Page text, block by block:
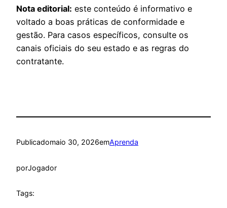
Nota editorial: este conteúdo é informativo e
voltado a boas práticas de conformidade e
gestão. Para casos específicos, consulte os
canais oficiais do seu estado e as regras do
contratante.
Publicadomaio 30, 2026emAprenda
porJogador
Tags: